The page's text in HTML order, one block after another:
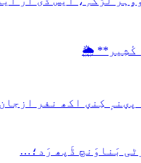
کٔشِیر** 🌦️
کِنؠ اکھ نفر
بَناوَنچ ڈَپھ رَد؛…